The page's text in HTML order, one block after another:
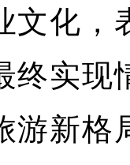
文化，
终实现
游新格